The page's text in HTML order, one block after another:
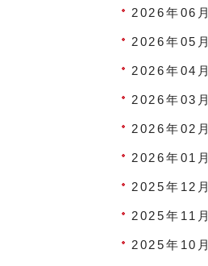
2026年06月
2026年05月
2026年04月
2026年03月
2026年02月
2026年01月
2025年12月
2025年11月
2025年10月